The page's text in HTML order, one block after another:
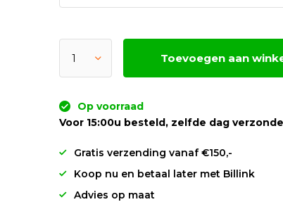
Toevoegen aan
Op voorraad
Voor 15:00u besteld, zelfde dag
Gratis verzending vanaf €150,-
Koop nu en betaal later met Billink
Advies op maat